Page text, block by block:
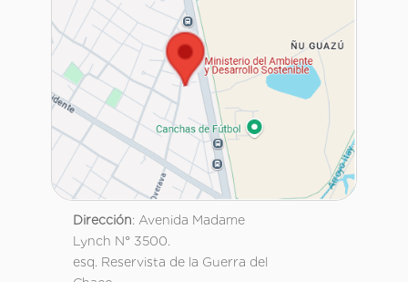
Dirección: Avenida Madame
Lynch N° 3500.
esq. Reservista de la Guerra del